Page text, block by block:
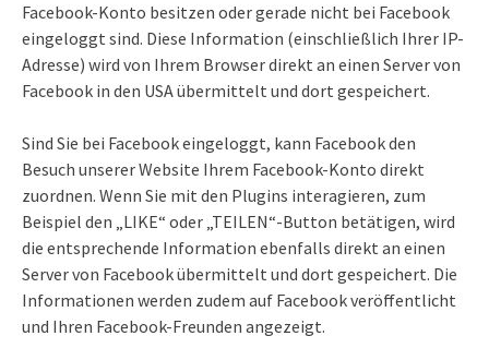
Facebook-Konto besitzen oder gerade nicht bei Facebook
eingeloggt sind. Diese Information (einschließlich Ihrer IP-
Adresse) wird von Ihrem Browser direkt an einen Server von
Facebook in den USA übermittelt und dort gespeichert.
Sind Sie bei Facebook eingeloggt, kann Facebook den
Besuch unserer Website Ihrem Facebook-Konto direkt
zuordnen. Wenn Sie mit den Plugins interagieren, zum
Beispiel den „LIKE“ oder „TEILEN“-Button betätigen, wird
die entsprechende Information ebenfalls direkt an einen
Server von Facebook übermittelt und dort gespeichert. Die
Informationen werden zudem auf Facebook veröffentlicht
und Ihren Facebook-Freunden angezeigt.